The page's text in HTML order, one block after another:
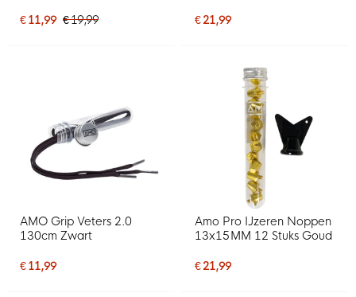
€ 11,99 € 19,99 € 21,99
AMO Grip Veters 2.0
130cm Zwart
€ 11,99
Amo Pro IJzeren Noppen
13x15MM 12 Stuks Goud
€ 21,99